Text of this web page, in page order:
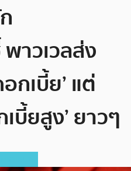
าวเวลส่ง
เบี้ย’ แต่
บี้ยสูง’ ยาวๆ